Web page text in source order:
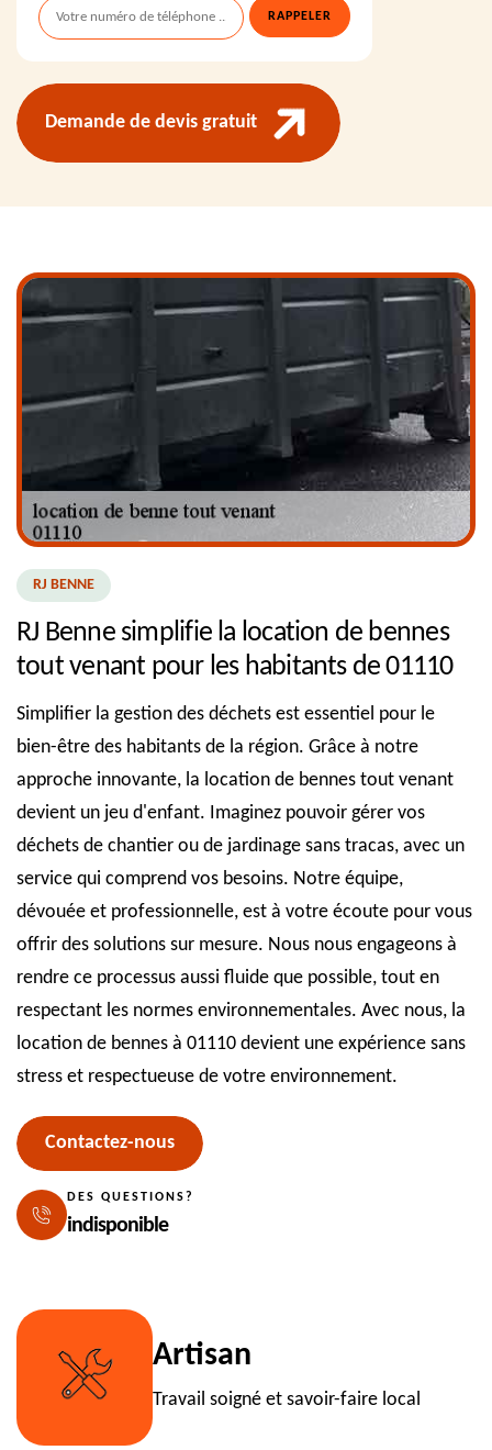
Demande de devis gratuit
RJ BENNE
RJ Benne simplifie la location de bennes
tout venant pour les habitants de 01110
Simplifier la gestion des déchets est essentiel pour le
bien-être des habitants de la région. Grâce à notre
approche innovante, la location de bennes tout venant
devient un jeu d'enfant. Imaginez pouvoir gérer vos
déchets de chantier ou de jardinage sans tracas, avec un
service qui comprend vos besoins. Notre équipe,
dévouée et professionnelle, est à votre écoute pour vous
offrir des solutions sur mesure. Nous nous engageons à
rendre ce processus aussi fluide que possible, tout en
respectant les normes environnementales. Avec nous, la
location de bennes à 01110 devient une expérience sans
stress et respectueuse de votre environnement.
Contactez-nous
DES QUESTIONS?
indisponible
Artisan
Travail soigné et savoir-faire local